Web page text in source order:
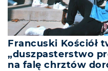
Francuski Kościół
„duszpasterstwo
na falę chrztów